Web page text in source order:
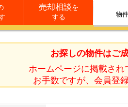
売却相談を
する
物
お探しの物件はご
ホームページに掲載され
お手数ですが、会員登